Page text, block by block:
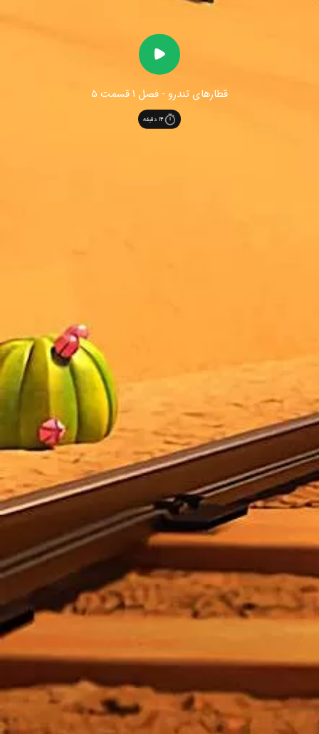
‫قطارهای تندرو - فصل 1 قسمت 5
14 دقیقه